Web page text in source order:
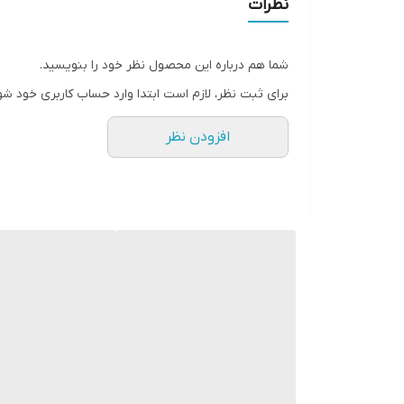
نظرات
شما هم درباره این محصول نظر خود را بنویسید.
برای ثبت نظر، لازم است ابتدا وارد حساب کاربری خود
افزودن نظر